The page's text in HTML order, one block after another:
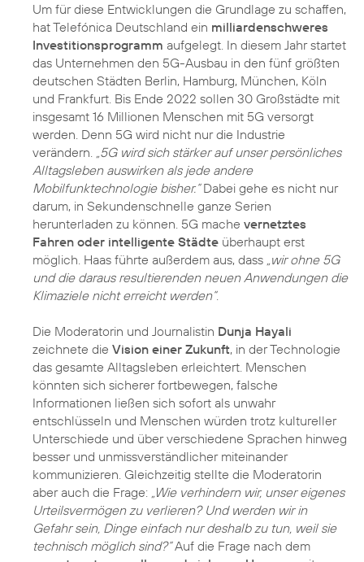
Um für diese Entwicklungen die Grundlage zu schaffen,
hat Telefónica Deutschland ein milliardenschweres
Investitionsprogramm aufgelegt. In diesem Jahr startet
das Unternehmen den 5G-Ausbau in den fünf größten
deutschen Städten Berlin, Hamburg, München, Köln
und Frankfurt. Bis Ende 2022 sollen 30 Großstädte mit
insgesamt 16 Millionen Menschen mit 5G versorgt
werden. Denn 5G wird nicht nur die Industrie
verändern. „5G wird sich stärker auf unser persönliches
Alltagsleben auswirken als jede andere
Mobilfunktechnologie bisher.“Dabei gehe es nicht nur
darum, in Sekundenschnelle ganze Serien
herunterladen zu können. 5G mache vernetztes
Fahren oder intelligente Städte überhaupt erst
möglich. Haas führte außerdem aus, dass „wir ohne 5G
und die daraus resultierenden neuen Anwendungen die
Klimaziele nicht erreicht werden“.
Die Moderatorin und Journalistin Dunja Hayali
zeichnete die Vision einer Zukunft, in der Technologie
das gesamte Alltagsleben erleichtert. Menschen
könnten sich sicherer fortbewegen, falsche
Informationen ließen sich sofort als unwahr
entschlüsseln und Menschen würden trotz kultureller
Unterschiede und über verschiedene Sprachen hinweg
besser und unmissverständlicher miteinander
kommunizieren. Gleichzeitig stellte die Moderatorin
aber auch die Frage: „Wie verhindern wir, unser eigenes
Urteilsvermögen zu verlieren? Und werden wir in
Gefahr sein, Dinge einfach nur deshalb zu tun, weil sie
technisch möglich sind?“Auf die Frage nach dem